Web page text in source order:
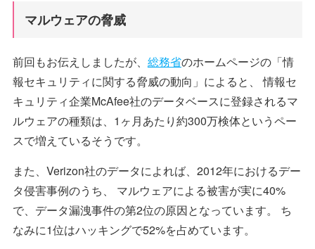
マルウェアの脅威
前回もお伝えしましたが、 総務省のホームページの「情
報セキュリティに関する脅威の動向」によると、 情報セ
キュリティ企業McAfee社のデータベースに登録されるマ
ルウェアの種類は、1ヶ月あたり約300万検体というペー
スで増えているそうです。
また、Verizon社のデータによれば、2012年におけるデー
タ侵害事例のうち、 マルウェアによる被害が実に40%
で、データ漏洩事件の第2位の原因となっています。 ち
なみに1位はハッキングで52%を占めています。